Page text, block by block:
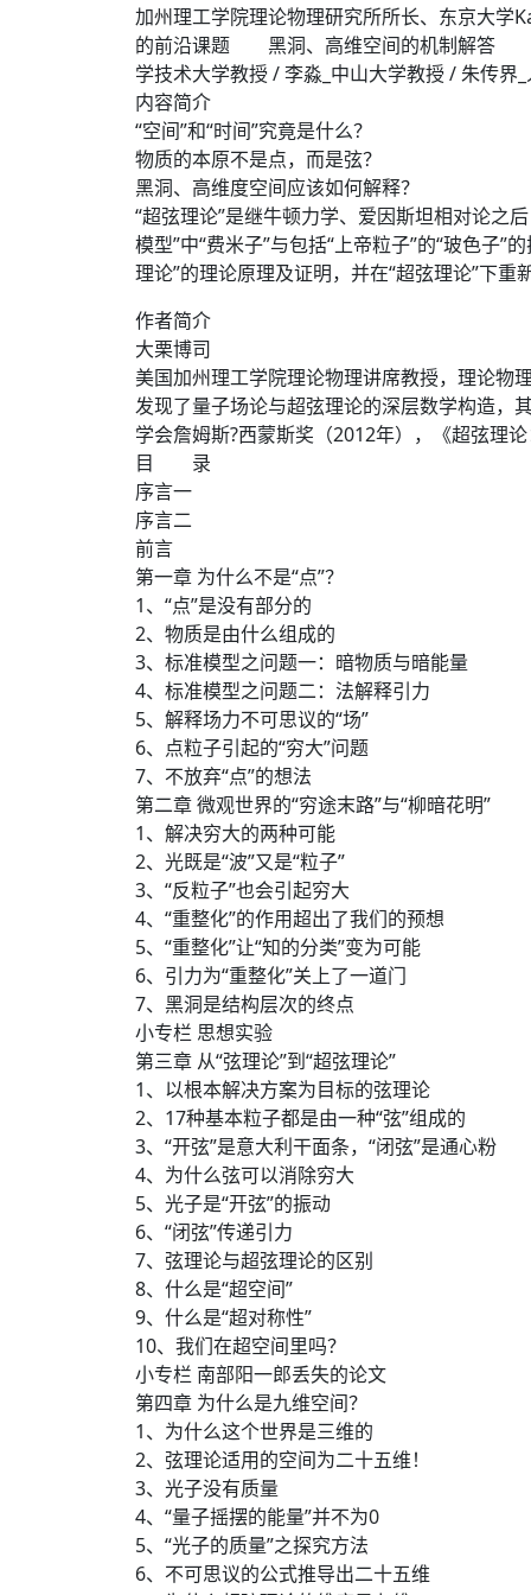
加州理工学院理论物理研究所所长、东京大
的前沿课题 黑洞、高维空间的机制解答
学技术大学教授 / 李淼_中山大学教授 / 朱传界
内容简介
“空间”和“时间”究竟是什么？
物质的本原不是点，而是弦？
黑洞、高维度空间应该如何解释？
“超弦理论”是继牛顿力学、爱因斯坦相对论之
模型”中“费米子”与包括“上帝粒子”的“玻色子
理论”的理论原理及证明，并在“超弦理论”下重
作者简介
大栗博司
美国加州理工学院理论物理讲席教授，理论物
发现了量子场论与超弦理论的深层数学构造，
学会詹姆斯?西蒙斯奖（2012年），《超弦理
目 录
序言一
序言二
前言
第一章 为什么不是“点”？
1、“点”是没有部分的
2、物质是由什么组成的
3、标准模型之问题一：暗物质与暗能量
4、标准模型之问题二：法解释引力
5、解释场力不可思议的“场”
6、点粒子引起的“穷大”问题
7、不放弃“点”的想法
第二章 微观世界的“穷途末路”与“柳暗花明”
1、解决穷大的两种可能
2、光既是“波”又是“粒子”
3、“反粒子”也会引起穷大
4、“重整化”的作用超出了我们的预想
5、“重整化”让“知的分类”变为可能
6、引力为“重整化”关上了一道门
7、黑洞是结构层次的终点
小专栏 思想实验
第三章 从“弦理论”到“超弦理论”
1、以根本解决方案为目标的弦理论
2、17种基本粒子都是由一种“弦”组成的
3、“开弦”是意大利干面条，“闭弦”是通心粉
4、为什么弦可以消除穷大
5、光子是“开弦”的振动
6、“闭弦”传递引力
7、弦理论与超弦理论的区别
8、什么是“超空间”
9、什么是“超对称性”
10、我们在超空间里吗？
小专栏 南部阳一郎丢失的论文
第四章 为什么是九维空间？
1、为什么这个世界是三维的
2、弦理论适用的空间为二十五维！
3、光子没有质量
4、“量子摇摆的能量”并不为0
5、“光子的质量”之探究方法
6、不可思议的公式推导出二十五维